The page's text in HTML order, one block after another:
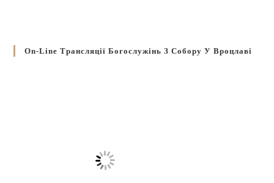
On-Line Трансляції Богослужінь З Собору У Вроцлаві